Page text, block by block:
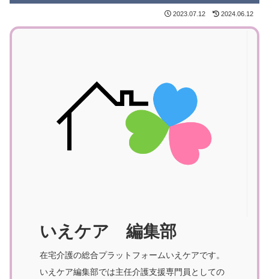
2023.07.12 2024.06.12
いえケア 編集部
在宅介護の総合プラットフォームいえケアです。
いえケア編集部では主任介護支援専門員としての